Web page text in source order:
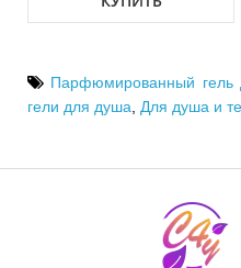
Парфюмированный
гели для душа
Для душа и